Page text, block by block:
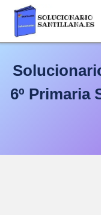
Saltar
contenido
6º Primaria